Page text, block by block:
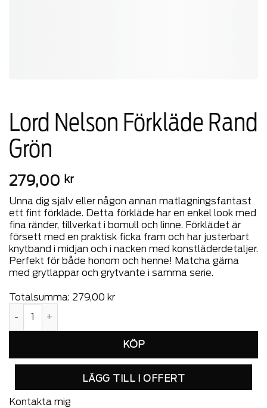
Lord Nelson Förkläde Rand
Grön
279,00 kr
Unna dig själv eller någon annan matlagningsfantast
ett fint förkläde. Detta förkläde har en enkel look med
fina ränder, tillverkat i bomull och linne. Förklädet är
försett med en praktisk ficka fram och har justerbart
knytband i midjan och i nacken med konstläderdetaljer.
Perfekt för både honom och henne! Matcha gärna
med grytlappar och grytvante i samma serie.
Kontakta mig
Totalsumma: 279,00 kr
LÄGG TILL I OFFERT